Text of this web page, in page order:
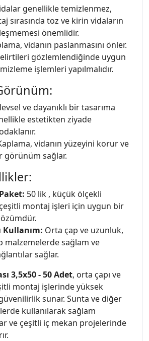
genellikle temizlenmez,
sırasında toz ve kirin vidaların
önemlidir.
vidanın paslanmasını önler.
gözlemlendiğinde uygun
işlemleri yapılmalıdır.
ve dayanıklı bir tasarıma
estetikten ziyade
vidanın yüzeyini korur ve
görünüm sağlar.
50 lik , küçük ölçekli
montaj işleri için uygun bir
Kullanım: Orta çap ve uzunluk,
malzemelerde sağlam ve
sağlar.
3,5x50 - 50 Adet, orta çapı ve
montaj işlerinde yüksek
sunar. Sunta ve diğer
kullanılarak sağlam
ve çeşitli iç mekan projelerinde